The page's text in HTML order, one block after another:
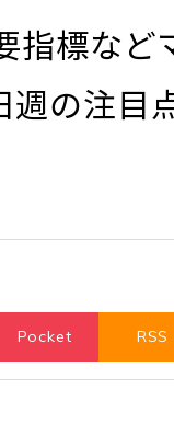
指標など
の注目
Pocket RSS